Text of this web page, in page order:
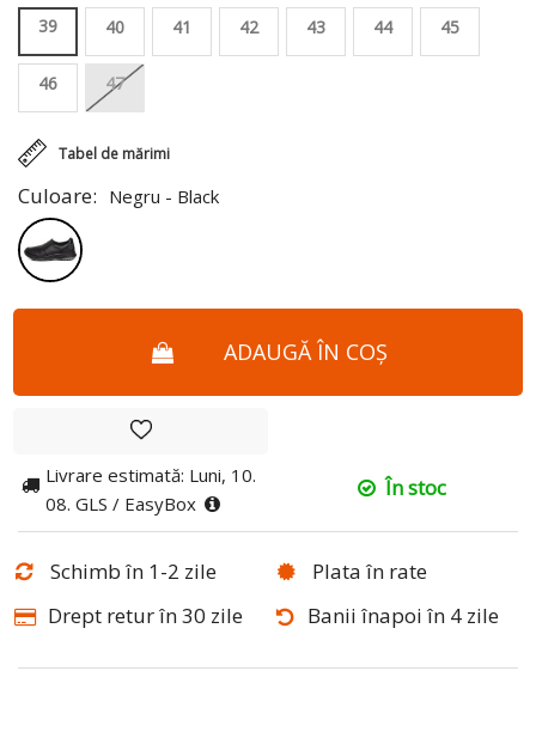
Culoare: Negru - Black
Tabel de mărimi
39 40 41 42 43 44 45
46 47
ADAUGĂ ÎN COȘ
Livrare estimată: Luni, 10.
08. GLS / EasyBox
În stoc
Schimb în 1-2 zile
Plata în rate
Drept retur în 30 zile
Banii înapoi în 4 zile